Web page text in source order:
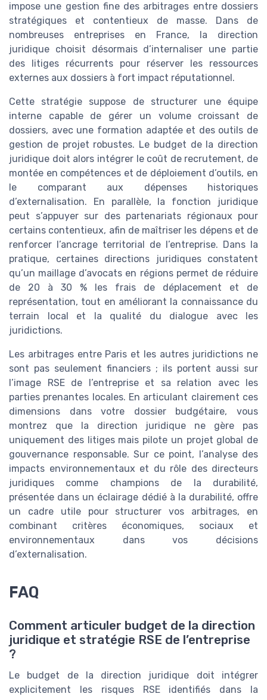
impose une gestion fine des arbitrages entre dossiers
stratégiques et contentieux de masse. Dans de
nombreuses entreprises en France, la direction
juridique choisit désormais d’internaliser une partie
des litiges récurrents pour réserver les ressources
externes aux dossiers à fort impact réputationnel.
Cette stratégie suppose de structurer une équipe
interne capable de gérer un volume croissant de
dossiers, avec une formation adaptée et des outils de
gestion de projet robustes. Le budget de la direction
juridique doit alors intégrer le coût de recrutement, de
montée en compétences et de déploiement d’outils, en
le comparant aux dépenses historiques
d’externalisation. En parallèle, la fonction juridique
peut s’appuyer sur des partenariats régionaux pour
certains contentieux, afin de maîtriser les dépens et de
renforcer l’ancrage territorial de l’entreprise. Dans la
pratique, certaines directions juridiques constatent
qu’un maillage d’avocats en régions permet de réduire
de 20 à 30 % les frais de déplacement et de
représentation, tout en améliorant la connaissance du
terrain local et la qualité du dialogue avec les
juridictions.
Les arbitrages entre Paris et les autres juridictions ne
sont pas seulement financiers ; ils portent aussi sur
l’image RSE de l’entreprise et sa relation avec les
parties prenantes locales. En articulant clairement ces
dimensions dans votre dossier budgétaire, vous
montrez que la direction juridique ne gère pas
uniquement des litiges mais pilote un projet global de
gouvernance responsable. Sur ce point, l’analyse des
impacts environnementaux et du rôle des directeurs
juridiques comme champions de la durabilité,
présentée dans un éclairage dédié à la durabilité, offre
un cadre utile pour structurer vos arbitrages, en
combinant critères économiques, sociaux et
environnementaux dans vos décisions
d’externalisation.
FAQ
Comment articuler budget de la direction
juridique et stratégie RSE de l’entreprise
?
Le budget de la direction juridique doit intégrer
explicitement les risques RSE identifiés dans la